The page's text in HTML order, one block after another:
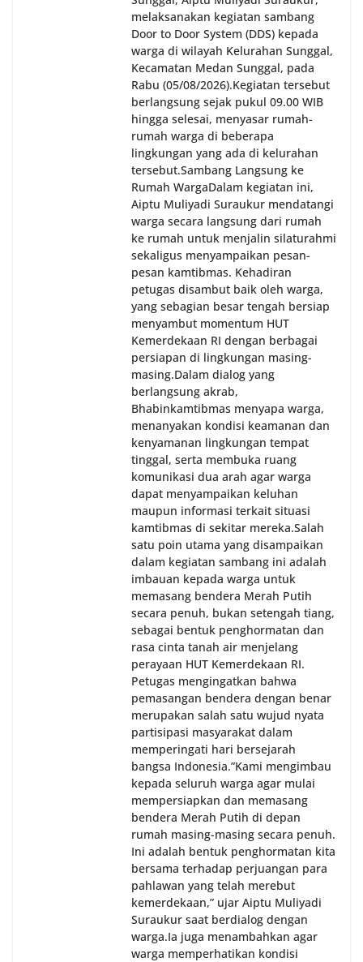
melaksanakan kegiatan sambang
Door to Door System (DDS) kepada
warga di wilayah Kelurahan Sunggal,
Kecamatan Medan Sunggal, pada
Rabu (05/08/2026).‎‎Kegiatan tersebut
berlangsung sejak pukul 09.00 WIB
hingga selesai, menyasar rumah-
rumah warga di beberapa
lingkungan yang ada di kelurahan
tersebut.‎Sambang Langsung ke
Rumah Warga‎Dalam kegiatan ini,
Aiptu Muliyadi Suraukur mendatangi
warga secara langsung dari rumah
ke rumah untuk menjalin silaturahmi
sekaligus menyampaikan pesan-
pesan kamtibmas. Kehadiran
petugas disambut baik oleh warga,
yang sebagian besar tengah bersiap
menyambut momentum HUT
Kemerdekaan RI dengan berbagai
persiapan di lingkungan masing-
masing.‎Dalam dialog yang
berlangsung akrab,
Bhabinkamtibmas menyapa warga,
menanyakan kondisi keamanan dan
kenyamanan lingkungan tempat
tinggal, serta membuka ruang
komunikasi dua arah agar warga
dapat menyampaikan keluhan
maupun informasi terkait situasi
kamtibmas di sekitar mereka.‎‎‎Salah
satu poin utama yang disampaikan
dalam kegiatan sambang ini adalah
imbauan kepada warga untuk
memasang bendera Merah Putih
secara penuh, bukan setengah tiang,
sebagai bentuk penghormatan dan
rasa cinta tanah air menjelang
perayaan HUT Kemerdekaan RI.
Petugas mengingatkan bahwa
pemasangan bendera dengan benar
merupakan salah satu wujud nyata
partisipasi masyarakat dalam
memperingati hari bersejarah
bangsa Indonesia.‎‎”Kami mengimbau
kepada seluruh warga agar mulai
mempersiapkan dan memasang
bendera Merah Putih di depan
rumah masing-masing secara penuh.
Ini adalah bentuk penghormatan kita
bersama terhadap perjuangan para
pahlawan yang telah merebut
kemerdekaan,” ujar Aiptu Muliyadi
Suraukur saat berdialog dengan
warga.‎‎Ia juga menambahkan agar
warga memperhatikan kondisi